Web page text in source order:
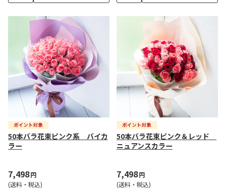
50本バラ花束ピンク系 バイカ
ラー
7,498円
(送料・税込)
50本バラ花束ピンク＆レッド
ニュアンスカラー
7,498円
(送料・税込)